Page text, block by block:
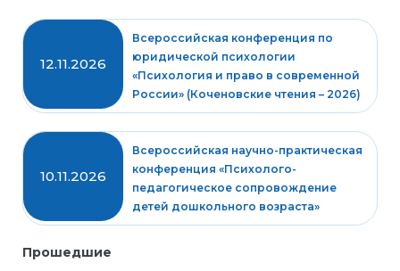
12.11.2026
Всероссийская конференция по
юридической психологии
«Психология и право в современной
России» (Коченовские чтения – 2026)
10.11.2026
Всероссийская научно-практическая
конференция «Психолого-
педагогическое сопровождение
детей дошкольного возраста»
Прошедшие